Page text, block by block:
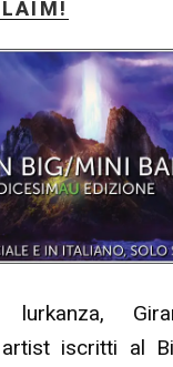
Invio
iscritti al